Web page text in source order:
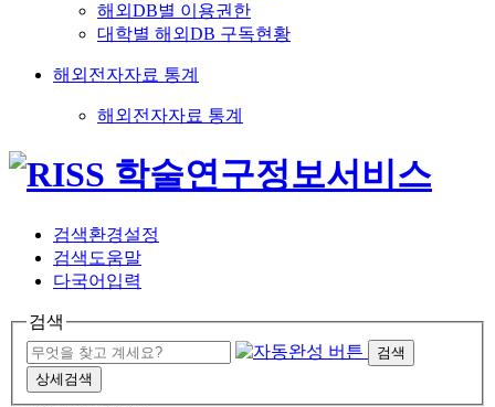
해외DB별 이용권한
대학별 해외DB 구독현황
해외전자자료 통계
해외전자자료 통계
검색환경설정
검색도움말
다국어입력
검색
검색
상세검색